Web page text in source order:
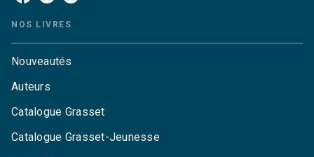
NOS LIVRES
Nouveautés
Auteurs
Catalogue Grasset
Catalogue Grasset-Jeunesse